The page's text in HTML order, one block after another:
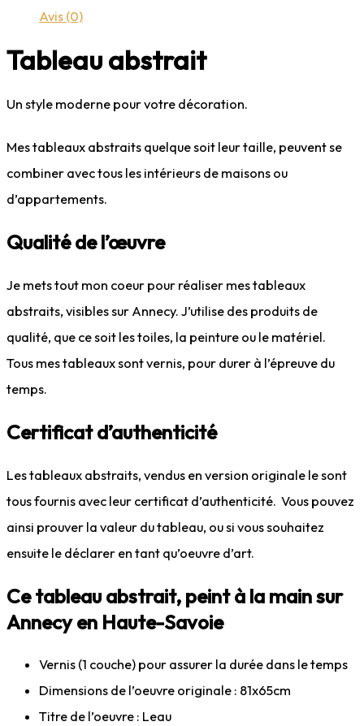
Avis (0)
Tableau abstrait
Un style moderne pour votre décoration.
Mes tableaux abstraits quelque soit leur taille, peuvent se
combiner avec tous les intérieurs de maisons ou
d’appartements.
Qualité de l’œuvre
Je mets tout mon coeur pour réaliser mes tableaux
abstraits, visibles sur Annecy. J’utilise des produits de
qualité, que ce soit les toiles, la peinture ou le matériel.
Tous mes tableaux sont vernis, pour durer à l’épreuve du
temps.
Certificat d’authenticité
Les tableaux abstraits, vendus en version originale le sont
tous fournis avec leur certificat d’authenticité. Vous pouvez
ainsi prouver la valeur du tableau, ou si vous souhaitez
ensuite le déclarer en tant qu’oeuvre d’art.
Ce tableau abstrait, peint à la main sur
Annecy en Haute-Savoie
Vernis (1 couche) pour assurer la durée dans le temps
Dimensions de l’oeuvre originale : 81x65cm
Titre de l’oeuvre : Leau